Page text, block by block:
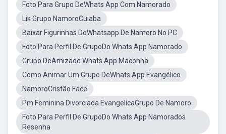
Foto Para Grupo DeWhats App Com Namorado
Lik Grupo NamoroCuiaba
Baixar Figurinhas DoWhatsapp De Namoro No PC
Foto Para Perfil De GrupoDo Whats App Namorado
Grupo DeAmizade Whats App Maconha
Como Animar Um Grupo DeWhats App Evangélico
NamoroCristão Face
Pm Feminina Divorciada EvangelicaGrupo De Namoro
Foto Para Perfil De GrupoDo Whats App Namorados
Resenha